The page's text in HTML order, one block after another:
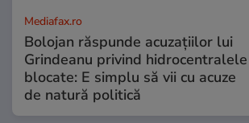
Mediafax.ro
Bolojan răspunde acuzațiilor lui
Grindeanu privind hidrocentralele
blocate: E simplu să vii cu acuze
de natură politică